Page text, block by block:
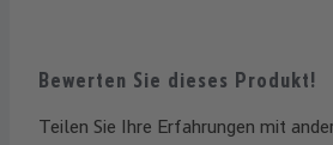
Bewerten Sie dieses Produkt!
Teilen Sie Ihre Erfahrungen mit